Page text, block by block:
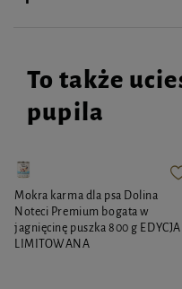
aplikatora bezpośrednio do ucha
To także
pupila
Mokra karma dla psa Dolina
Noteci Premium bogata w
jagnięcinę puszka 800 g EDYCJA
LIMITOWANA